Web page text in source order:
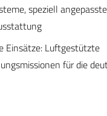
speziell angepasste
Einsätze: Luftgestützte
für die